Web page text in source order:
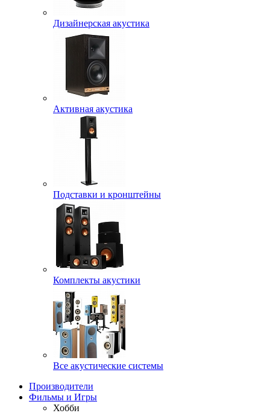
Дизайнерская акустика
Активная акустика
Подставки и кронштейны
Комплекты акустики
Все акустические системы
Производители
Фильмы и Игры
Хобби